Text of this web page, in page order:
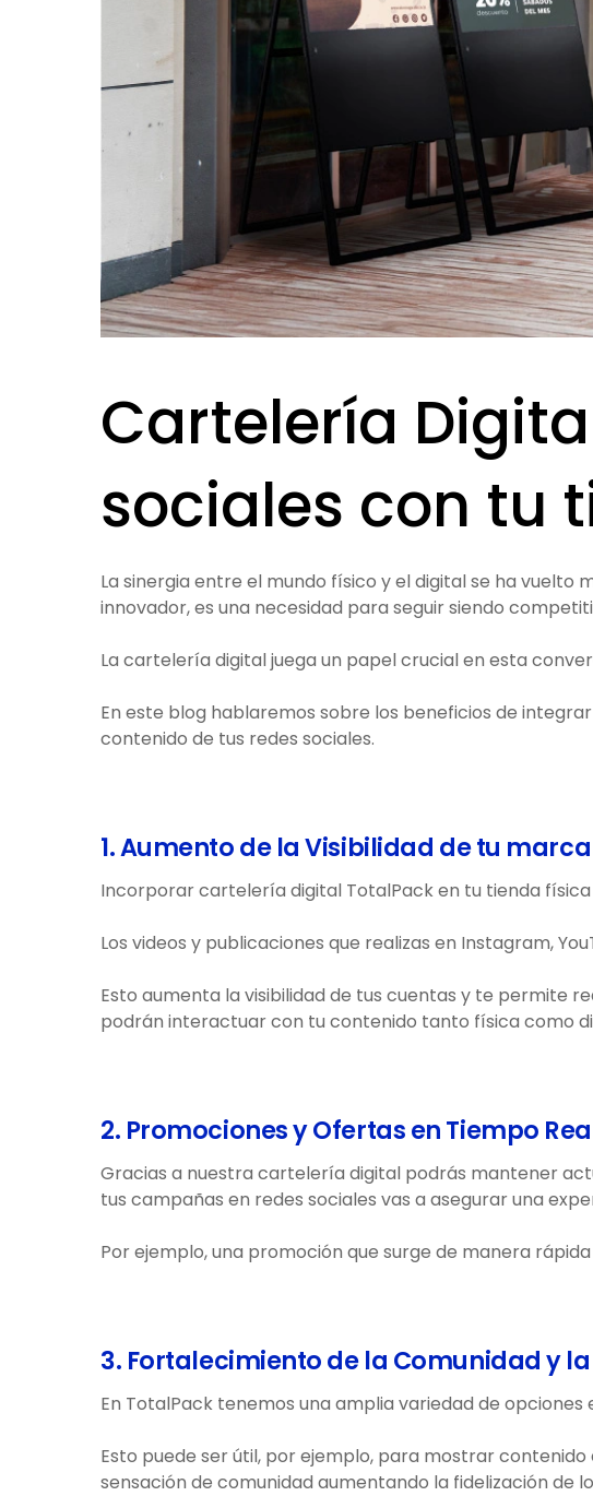
Cartelería
sociales con tu
La sinergia entre el mundo físico y el digital se ha vuelto
innovador, es una necesidad para seguir siendo
La cartelería digital juega un papel crucial en esta
En este blog hablaremos sobre los beneficios de
contenido de tus redes sociales.
1. Aumento de la Visibilidad de tu marca
Incorporar cartelería digital TotalPack en tu tienda
Los videos y publicaciones que realizas en Instagram,
Esto aumenta la visibilidad de tus cuentas y te permite
podrán interactuar con tu contenido tanto física como
2. Promociones y Ofertas en Tiempo
Gracias a nuestra cartelería digital podrás mantener
tus campañas en redes sociales vas a asegurar una
Por ejemplo, una promoción que surge de manera
3. Fortalecimiento de la Comunidad y
En TotalPack tenemos una amplia variedad de
Esto puede ser útil, por ejemplo, para mostrar
sensación de comunidad aumentando la fidelización de